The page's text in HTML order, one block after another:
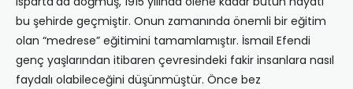
bu şehirde geçmiştir. Onun zamanında önemli bir eğitim
olan “medrese” eğitimini tamamlamıştır. İsmail Efendi
genç yaşlarından itibaren çevresindeki fakir insanlara nasıl
faydalı olabileceğini düşünmüştür. Önce bez